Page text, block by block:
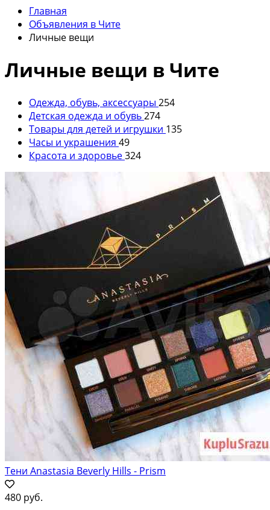
Главная
Объявления в Чите
Личные вещи
Личные вещи в Чите
Одежда, обувь, аксессуары 254
Детская одежда и обувь274
Товары для детей и игрушки 135
Часы и украшения 49
Красота и здоровье324
Тени Anastasia Beverly Hills - Prism
480 руб.